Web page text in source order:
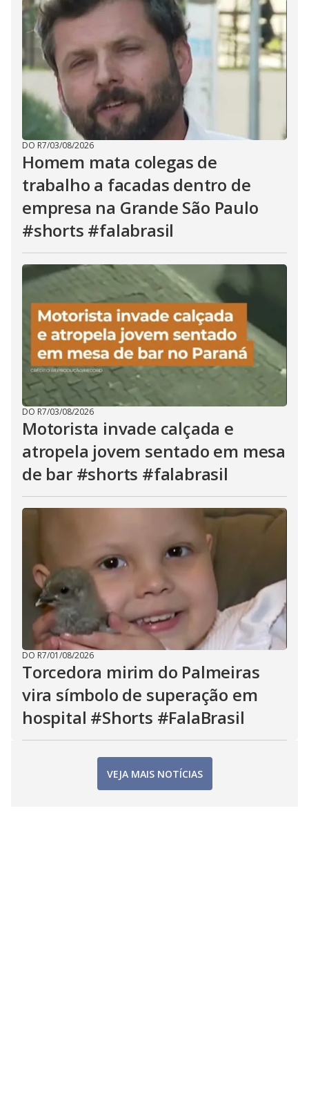
DO R7/03/08/2026
Homem mata colegas de
trabalho a facadas dentro de
empresa na Grande São Paulo
#shorts #falabrasil
DO R7/03/08/2026
Motorista invade calçada e
atropela jovem sentado em mesa
de bar #shorts #falabrasil
DO R7/01/08/2026
Torcedora mirim do Palmeiras
vira símbolo de superação em
hospital #Shorts #FalaBrasil
VEJA MAIS NOTÍCIAS